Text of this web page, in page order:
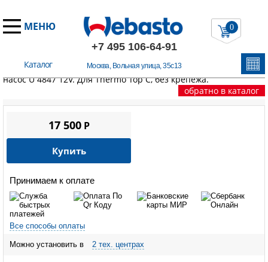
МЕНЮ
+7 495 106-64-91
Москва, Вольная улица, 35с13
Каталог
0
Главная /Запчасти Вебасто/Thermo Top C/
Циркуляционный
насос U 4847 12V. Для Thermo Top C, без крепежа.
обратно в каталог
Принимаем к оплате
Все способы оплаты
Можно установить в 2 тех. центрах
17 500P
Купить